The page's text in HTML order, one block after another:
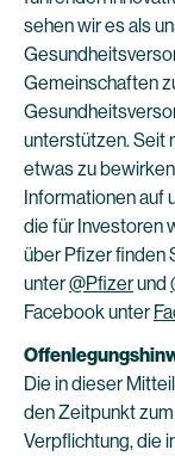
sehen wir es als
Gemeinschaften
unterstützen. Seit
etwas zu
Informationen auf
die für Investoren
über Pfizer finden
unter@Pfizerund
Facebook unter
Die in dieser
den Zeitpunkt
Verpflichtung, die